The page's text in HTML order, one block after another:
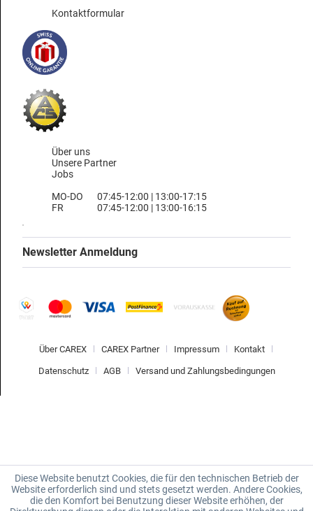
Kontaktformular
Über uns
Unsere Partner
Jobs
MO-DO
FR
07:45-12:00 | 13:00-17:15
07:45-12:00 | 13:00-16:15
Newsletter Anmeldung
Über CAREX CAREX Partner Impressum Kontakt
Datenschutz AGB Versand und Zahlungsbedingungen
Diese Website benutzt Cookies, die für den technischen Betrieb der
Website erforderlich sind und stets gesetzt werden. Andere Cookies,
die den Komfort bei Benutzung dieser Website erhöhen, der